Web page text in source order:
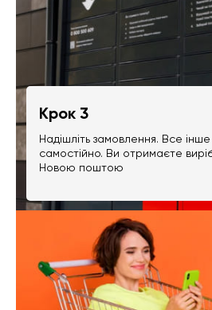
Крок 3
Надішліть замовлення. Все
самостійно. Ви отримаєте
Новою поштою